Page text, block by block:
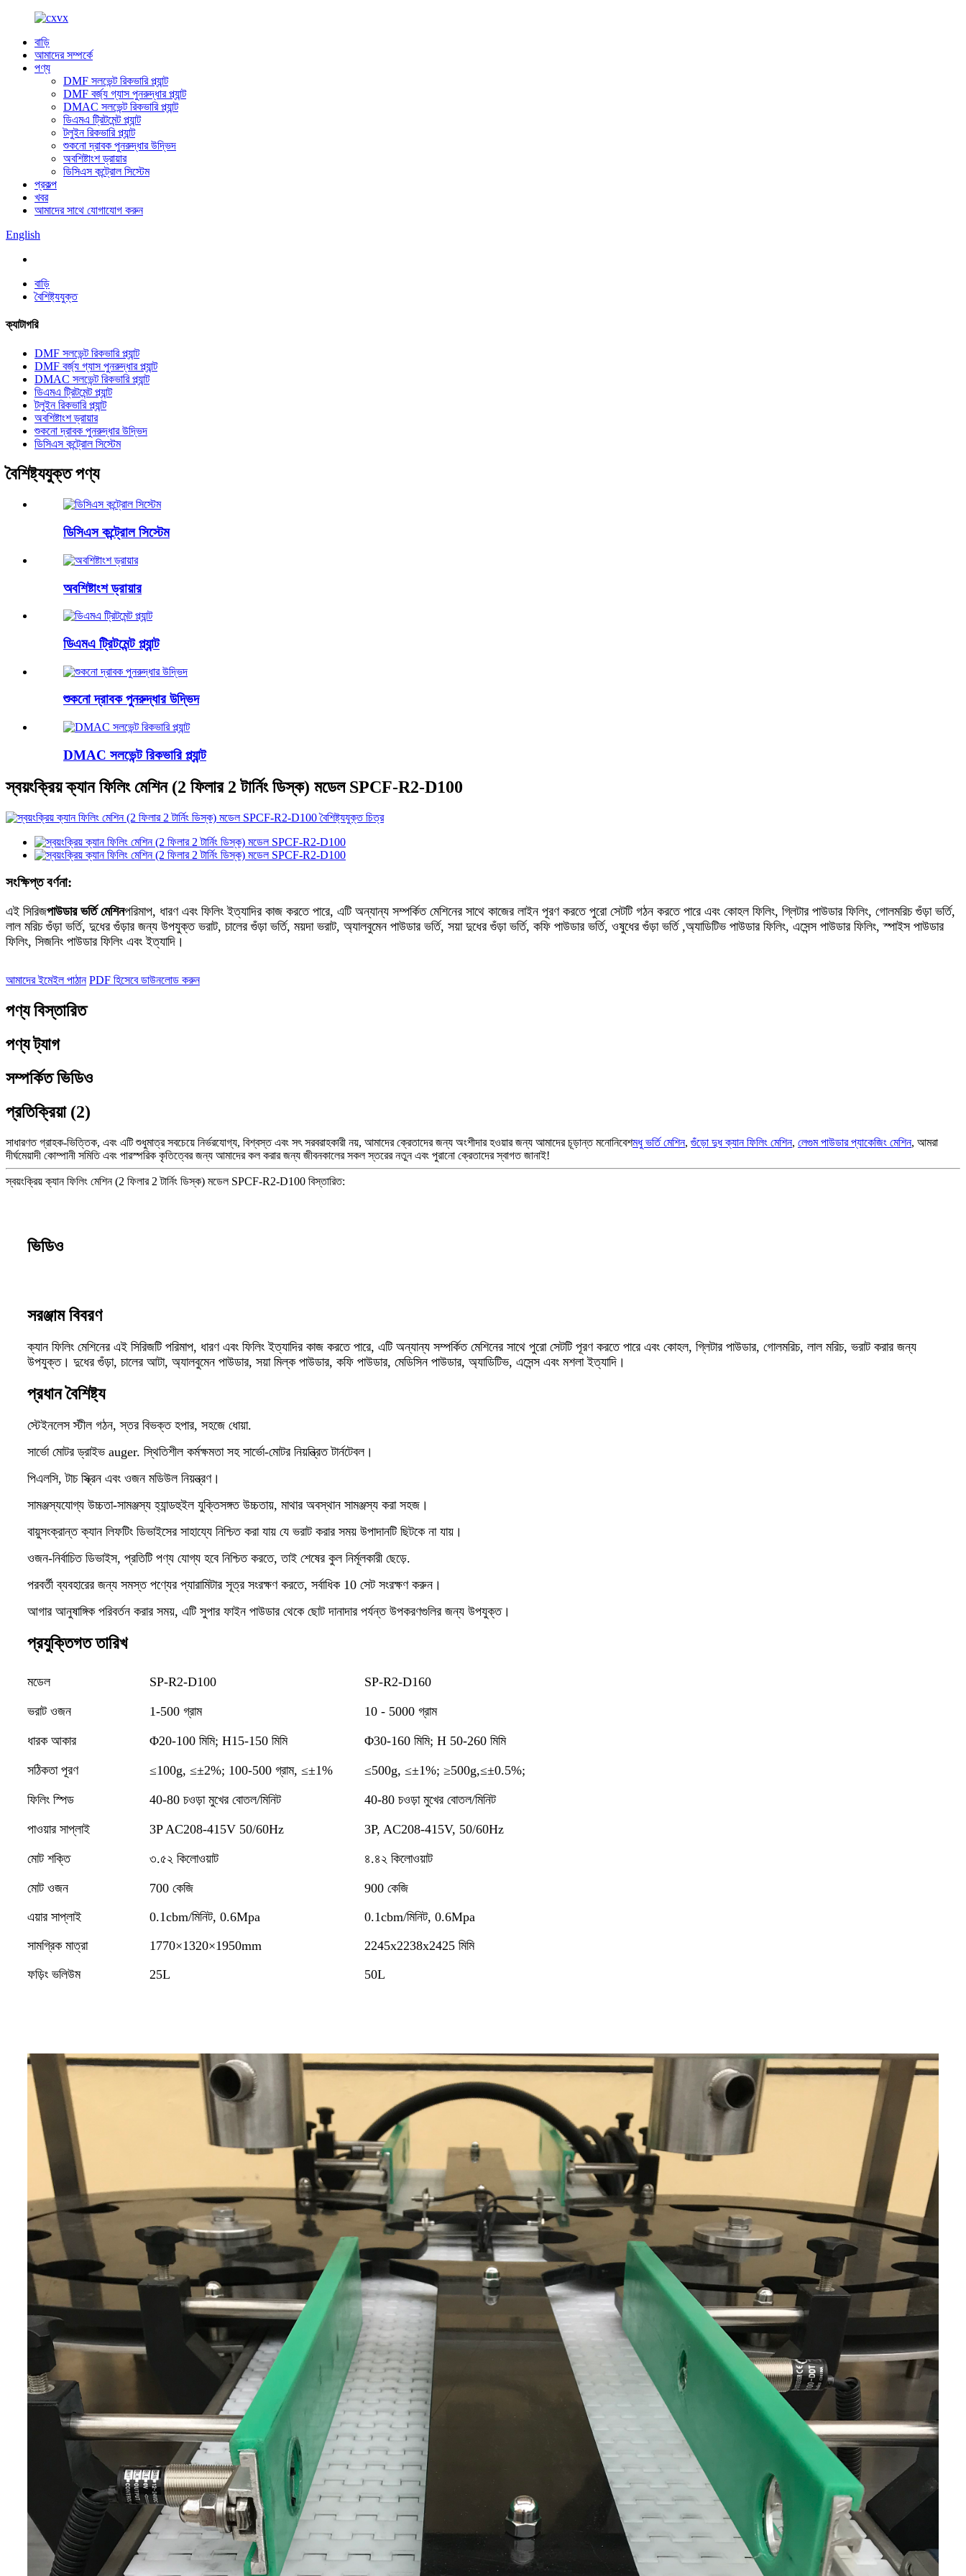
বাড়ি
আমাদের সম্পর্কে
পণ্য
DMF সলভেন্ট রিকভারি প্ল্যান্ট
DMF বর্জ্য গ্যাস পুনরুদ্ধার প্ল্যান্ট
DMAC সলভেন্ট রিকভারি প্ল্যান্ট
ডিএমএ ট্রিটমেন্ট প্ল্যান্ট
টলুইন রিকভারি প্ল্যান্ট
শুকনো দ্রাবক পুনরুদ্ধার উদ্ভিদ
অবশিষ্টাংশ ড্রায়ার
ডিসিএস কন্ট্রোল সিস্টেম
প্রকল্প
খবর
আমাদের সাথে যোগাযোগ করুন
English
বাড়ি
বৈশিষ্ট্যযুক্ত
ক্যাটাগরি
DMF সলভেন্ট রিকভারি প্ল্যান্ট
DMF বর্জ্য গ্যাস পুনরুদ্ধার প্ল্যান্ট
DMAC সলভেন্ট রিকভারি প্ল্যান্ট
ডিএমএ ট্রিটমেন্ট প্ল্যান্ট
টলুইন রিকভারি প্ল্যান্ট
অবশিষ্টাংশ ড্রায়ার
শুকনো দ্রাবক পুনরুদ্ধার উদ্ভিদ
ডিসিএস কন্ট্রোল সিস্টেম
বৈশিষ্ট্যযুক্ত পণ্য
ডিসিএস কন্ট্রোল সিস্টেম
অবশিষ্টাংশ ড্রায়ার
ডিএমএ ট্রিটমেন্ট প্ল্যান্ট
শুকনো দ্রাবক পুনরুদ্ধার উদ্ভিদ
DMAC সলভেন্ট রিকভারি প্ল্যান্ট
স্বয়ংক্রিয় ক্যান ফিলিং মেশিন (2 ফিলার 2 টার্নিং ডিস্ক) মডেল SPCF-R2-D100
সংক্ষিপ্ত বর্ণনা:
এই সিরিজপাউডার ভর্তি মেশিনপরিমাপ, ধারণ এবং ফিলিং ইত্যাদির কাজ করতে পারে, এটি অন্যান্য সম্পর্কিত মেশিনের সাথে কাজের লাইন পূরণ করতে পুরো সেটটি গঠন করতে পারে এবং কোহল ফিলিং, গ্লিটার পাউডার ফিলিং, গোলমরিচ গুঁড়া ভর্তি,
লাল মরিচ গুঁড়া ভর্তি, দুধের গুঁড়ার জন্য উপযুক্ত ভরাট, চালের গুঁড়া ভর্তি, ময়দা ভরাট, অ্যালবুমেন পাউডার ভর্তি, সয়া দুধের গুঁড়া ভর্তি, কফি পাউডার ভর্তি, ওষুধের গুঁড়া ভর্তি ,অ্যাডিটিভ পাউডার ফিলিং, এসেন্স পাউডার ফিলিং, স্পাইস পাউডার
ফিলিং, সিজনিং পাউডার ফিলিং এবং ইত্যাদি।
আমাদের ইমেইল পাঠান PDF হিসেবে ডাউনলোড করুন
পণ্য বিস্তারিত
পণ্য ট্যাগ
সম্পর্কিত ভিডিও
প্রতিক্রিয়া (2)
সাধারণত গ্রাহক-ভিত্তিক, এবং এটি শুধুমাত্র সবচেয়ে নির্ভরযোগ্য, বিশ্বস্ত এবং সৎ সরবরাহকারী নয়, আমাদের ক্রেতাদের জন্য অংশীদার হওয়ার জন্য আমাদের চূড়ান্ত মনোনিবেশমধু ভর্তি মেশিন, গুঁড়ো দুধ ক্যান ফিলিং মেশিন, লেগুম পাউডার প্যাকেজিং মেশিন, আমরা
দীর্ঘমেয়াদী কোম্পানী সমিতি এবং পারস্পরিক কৃতিত্বের জন্য আমাদের কল করার জন্য জীবনকালের সকল স্তরের নতুন এবং পুরানো ক্রেতাদের স্বাগত জানাই!
স্বয়ংক্রিয় ক্যান ফিলিং মেশিন (2 ফিলার 2 টার্নিং ডিস্ক) মডেল SPCF-R2-D100 বিস্তারিত:
ভিডিও
সরঞ্জাম বিবরণ
ক্যান ফিলিং মেশিনের এই সিরিজটি পরিমাপ, ধারণ এবং ফিলিং ইত্যাদির কাজ করতে পারে, এটি অন্যান্য সম্পর্কিত মেশিনের সাথে পুরো সেটটি পূরণ করতে পারে এবং কোহল, গ্লিটার পাউডার, গোলমরিচ, লাল মরিচ, ভরাট করার জন্য
উপযুক্ত। দুধের গুঁড়া, চালের আটা, অ্যালবুমেন পাউডার, সয়া মিল্ক পাউডার, কফি পাউডার, মেডিসিন পাউডার, অ্যাডিটিভ, এসেন্স এবং মশলা ইত্যাদি।
প্রধান বৈশিষ্ট্য
স্টেইনলেস স্টীল গঠন, স্তর বিভক্ত হপার, সহজে ধোয়া.
সার্ভো মোটর ড্রাইভ auger. স্থিতিশীল কর্মক্ষমতা সহ সার্ভো-মোটর নিয়ন্ত্রিত টার্নটেবল।
পিএলসি, টাচ স্ক্রিন এবং ওজন মডিউল নিয়ন্ত্রণ।
সামঞ্জস্যযোগ্য উচ্চতা-সামঞ্জস্য হ্যান্ডহুইল যুক্তিসঙ্গত উচ্চতায়, মাথার অবস্থান সামঞ্জস্য করা সহজ।
বায়ুসংক্রান্ত ক্যান লিফটিং ডিভাইসের সাহায্যে নিশ্চিত করা যায় যে ভরাট করার সময় উপাদানটি ছিটকে না যায়।
ওজন-নির্বাচিত ডিভাইস, প্রতিটি পণ্য যোগ্য হবে নিশ্চিত করতে, তাই শেষের কুল নির্মূলকারী ছেড়ে.
পরবর্তী ব্যবহারের জন্য সমস্ত পণ্যের প্যারামিটার সূত্র সংরক্ষণ করতে, সর্বাধিক 10 সেট সংরক্ষণ করুন।
আগার আনুষাঙ্গিক পরিবর্তন করার সময়, এটি সুপার ফাইন পাউডার থেকে ছোট দানাদার পর্যন্ত উপকরণগুলির জন্য উপযুক্ত।
প্রযুক্তিগত তারিখ
মডেল SP-R2-D100 SP-R2-D160
ভরাট ওজন 1-500 গ্রাম 10 - 5000 গ্রাম
ধারক আকার Φ20-100 মিমি; H15-150 মিমি Φ30-160 মিমি; H 50-260 মিমি
সঠিকতা পূরণ ≤100g, ≤±2%; 100-500 গ্রাম, ≤±1% ≤500g, ≤±1%; ≥500g,≤±0.5%;
ফিলিং স্পিড 40-80 চওড়া মুখের বোতল/মিনিট 40-80 চওড়া মুখের বোতল/মিনিট
পাওয়ার সাপ্লাই 3P AC208-415V 50/60Hz 3P, AC208-415V, 50/60Hz
মোট শক্তি ৩.৫২ কিলোওয়াট ৪.৪২ কিলোওয়াট
মোট ওজন 700 কেজি
900 কেজি
এয়ার সাপ্লাই
0.1cbm/মিনিট, 0.6Mpa
0.1cbm/মিনিট, 0.6Mpa
সামগ্রিক মাত্রা
1770×1320×1950mm
2245x2238x2425 মিমি
ফড়িং ভলিউম
25L 50L